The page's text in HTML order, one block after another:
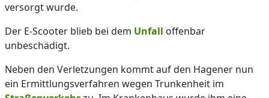
versorgt wurde.
Der E-Scooter blieb bei dem Unfall offenbar
unbeschädigt.
Neben den Verletzungen kommt auf den Hagener nun
ein Ermittlungsverfahren wegen Trunkenheit im